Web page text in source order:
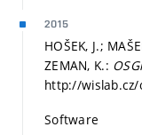
2015
HOŠEK, J.;
ZEMAN, K.:
http://
Software